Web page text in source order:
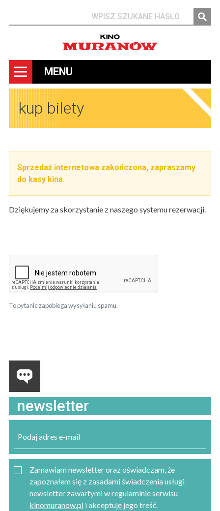
MENU
kup bilety
Sprzedaż internetowa zakończona, zapraszamy
do kasy kina.
Dziękujemy za skorzystanie z naszego systemu rezerwacji.
To pytanie zapobiega wysyłaniu spamu.
newsletter
Zamawiam newsletter oraz oświadczam, że
zapoznałem się z zasadami świadczenia usługi
newsletter zawartymi wregulaminie serwisu
kinomuranow.pl i akceptuję jego treść.